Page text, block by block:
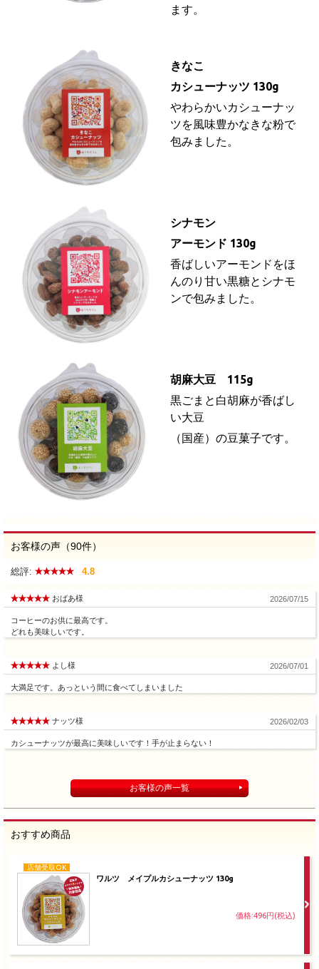
ます。
きなこ
カシューナッツ 130g
やわらかいカシューナッ
ツを風味豊かなきな粉で
包みました。
シナモン
アーモンド 130g
香ばしいアーモンドをほ
んのり甘い黒糖とシナモ
ンで包みました。
胡麻大豆 115g
黒ごまと白胡麻が香ばし
い大豆
（国産）の豆菓子です。
お客様の声（90件）
総評: 4.8
おばあ様 2026/07/15
コーヒーのお供に最高です。
どれも美味しいです。
よし様 2026/07/01
大満足です。あっという間に食べてしまいました
ナッツ様 2026/02/03
カシューナッツが最高に美味しいです！手が止まらない！
お客様の声一覧
おすすめ商品
店舗受取OK
ワルツ メイプルカシューナッツ 130g
価格:496円(税込)